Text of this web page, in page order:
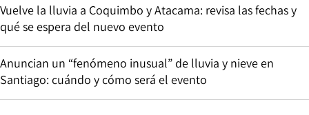
Vuelve la lluvia a Coquimbo y Atacama: revisa las fechas y
qué se espera del nuevo evento
Anuncian un “fenómeno inusual” de lluvia y nieve en
Santiago: cuándo y cómo será el evento